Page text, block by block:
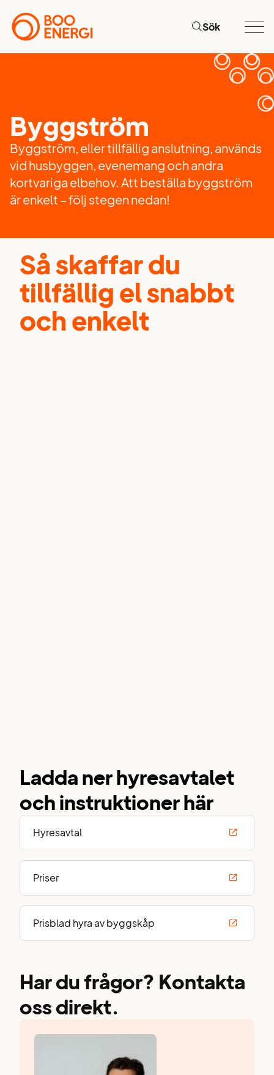
Sök
Byggström
Byggström, eller tillfällig anslutning, används
vid husbyggen, evenemang och andra
kortvariga elbehov. Att beställa byggström
är enkelt – följ stegen nedan!
Så skaffar du
tillfällig el snabbt
och enkelt
Ladda ner hyresavtalet
och instruktioner här
Hyresavtal
Priser
Prisblad hyra av byggskåp
Har du frågor? Kontakta
oss direkt.